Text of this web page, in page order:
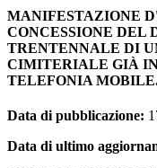
MANIFESTAZIONE
CONCESSIONE DEL
TRENTENNALE DI
CIMITERIALE GIÀ
TELEFONIA
Data di pubblicazione:
Data di ultimo